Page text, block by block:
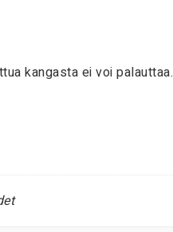
kangasta ei voi palauttaa.